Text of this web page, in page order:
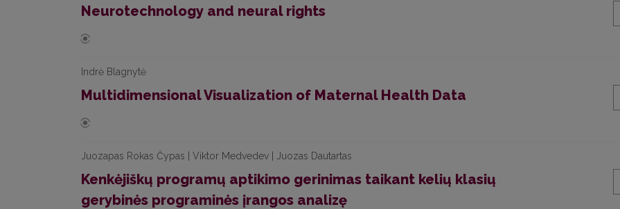
Neurotechnology and neural rights
Indrė Blagnytė
Multidimensional Visualization of Maternal Health Data
Juozapas Rokas Čypas | Viktor Medvedev | Juozas Dautartas
Kenkėjiškų programų aptikimo gerinimas taikant kelių klasių
gerybinės programinės įrangos analizę